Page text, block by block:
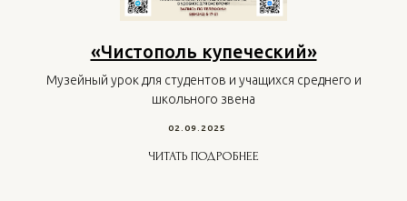
«Чистополь купеческий»
Музейный урок для студентов и учащихся среднего и
школьного звена
02.09.2025
ЧИТАТЬ ПОДРОБНЕЕ